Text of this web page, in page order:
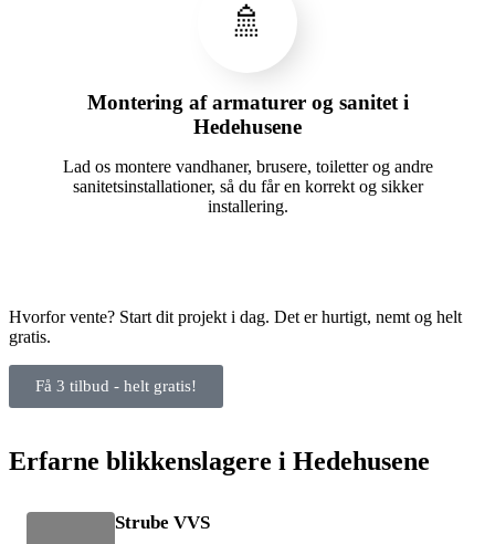
🚿
Montering af armaturer og sanitet i
Hedehusene
Lad os montere vandhaner, brusere, toiletter og andre
sanitetsinstallationer, så du får en korrekt og sikker
installering.
Hvorfor vente? Start dit projekt i dag. Det er hurtigt, nemt og helt
gratis.
Få 3 tilbud - helt gratis!
Erfarne blikkenslagere i Hedehusene
Strube VVS